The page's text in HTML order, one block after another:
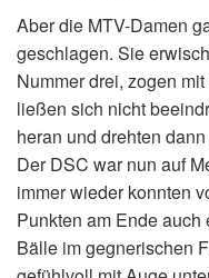
Aber die MTV-Damen
geschlagen. Sie
Nummer drei, zogen
ließen sich nicht
heran und drehten
Der DSC war nun auf
immer wieder konnten
Punkten am Ende
Bälle im gegnerischen